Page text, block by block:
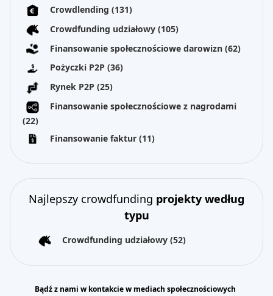
Crowdlending (131)
Crowdfunding udziałowy (105)
Finansowanie społecznościowe darowizn (62)
Pożyczki P2P (36)
Rynek P2P (25)
Finansowanie społecznościowe z nagrodami
(22)
Finansowanie faktur (11)
Najlepszy crowdfunding projekty według
typu
Crowdfunding udziałowy (52)
Bądź z nami w kontakcie w mediach społecznościowych